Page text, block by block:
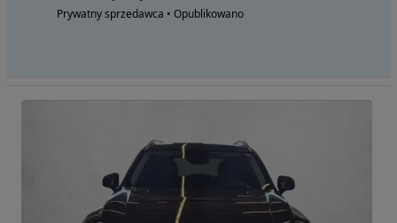
Prywatny sprzedawca • Opublikowano